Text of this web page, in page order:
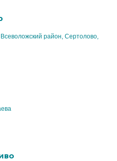
район, Сертолово,